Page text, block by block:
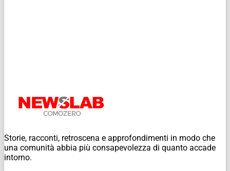
Storie, racconti, retroscena e approfondimenti in modo che
una comunità abbia più consapevolezza di quanto accade
intorno.